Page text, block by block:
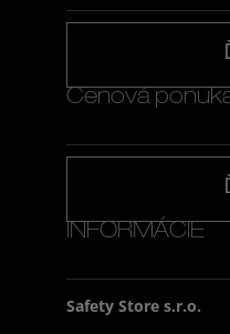
Cenová
INFORMÁCIE
Safety Store s.r.o.